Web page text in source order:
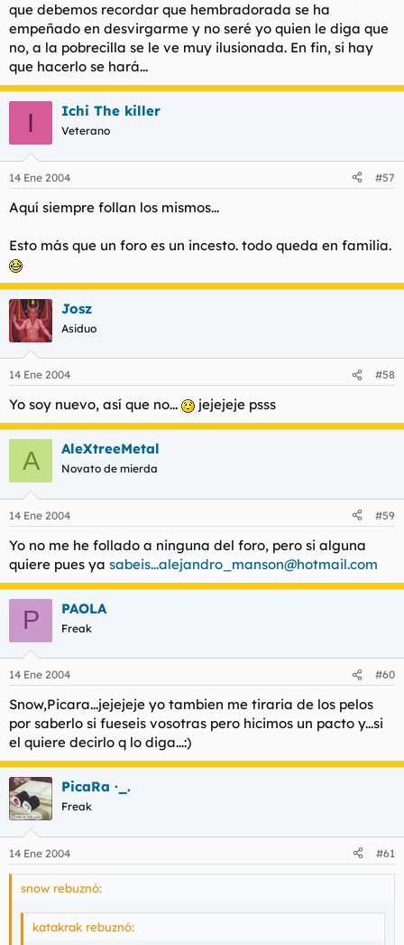
que debemos recordar que hembradorada se ha
empeñado en desvirgarme y no seré yo quien le diga que
no, a la pobrecilla se le ve muy ilusionada. En fin, si hay
que hacerlo se hará...
I Ichi The killer
Veterano
14 Ene 2004 #57
Aquí siempre follan los mismos...
Esto más que un foro es un incesto. todo queda en familia.
Josz
Asiduo
14 Ene 2004 #58
Yo soy nuevo, así que no... jejejeje psss
A AleXtreeMetal
Novato de mierda
14 Ene 2004 #59
Yo no me he follado a ninguna del foro, pero si alguna
quiere pues ya sabeis...alejandro_manson@hotmail.com
P PAOLA
Freak
14 Ene 2004 #60
Snow,Picara...jejejeje yo tambien me tiraria de los pelos
por saberlo si fueseis vosotras pero hicimos un pacto y...si
el quiere decirlo q lo diga...:)
PicaRa ·_.
Freak
14 Ene 2004 #61
snow rebuznó:
katakrak rebuznó: